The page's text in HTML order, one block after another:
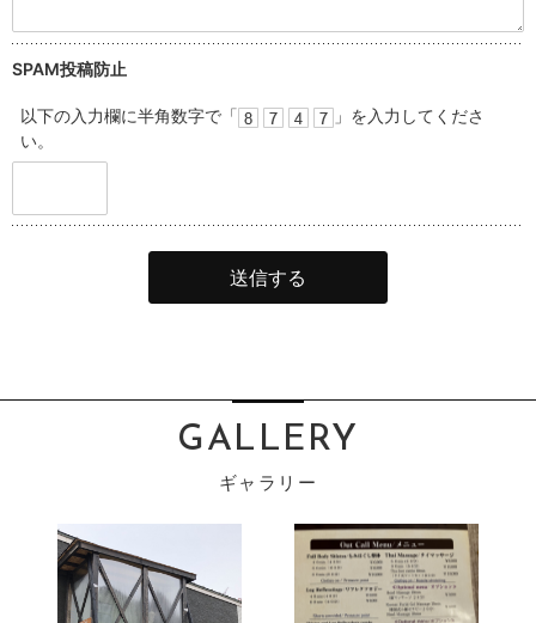
SPAM投稿防止
以下の入力欄に半角数字で「
」を入力してくださ
い。
GALLERY